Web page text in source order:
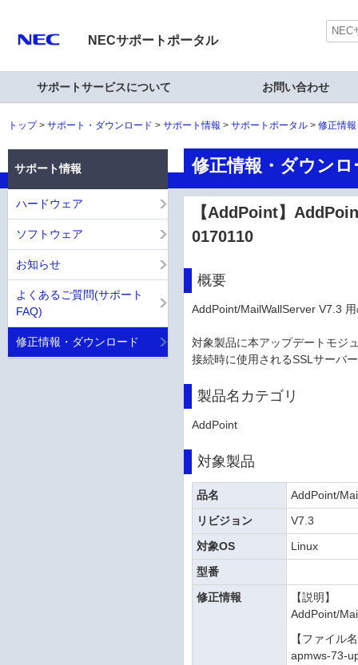
NECサポートポータル
サポートサービスについて お問い合わせ
トップ サポート・ダウンロード サポート情報 サポートポータル 修正情
修正情報・ダウンロ
【AddPoint】
0170110
概要
AddPoint/MailWallServer V7.3
対象製品に本アップデートモジ
接続時に使用されるSSLサーバ
製品名カテゴリ
AddPoint
対象製品
品名
AddPoint/
リビジョン
V7.3
対象OS
Linux
型番
修正情報
【説明】
AddPoint/
【ファイル
apmws-73-
サポート情報
ハードウェア
ソフトウェア
お知らせ
よくあるご質問(サポート
FAQ)
修正情報・ダウンロード